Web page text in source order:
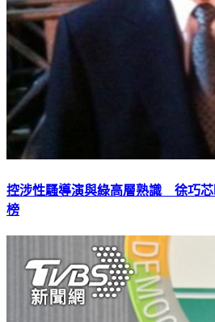
控涉性騷導演與綠高層熟識 徐巧芯
榜